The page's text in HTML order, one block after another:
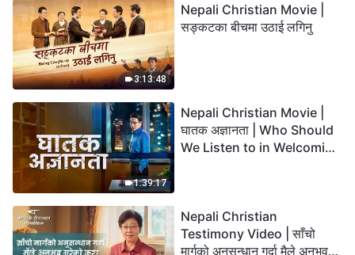
3:13:48
Nepali Christian Movie |
सङ्कटका बीचमा उठाई लगिनु
1:39:17
Nepali Christian Movie |
घातक अज्ञानता | Who Should
We Listen to in Welcoming
Nepali Christian
Testimony Video | साँचो
मार्गको अनुसन्धान गर्दा मैले अनुभव